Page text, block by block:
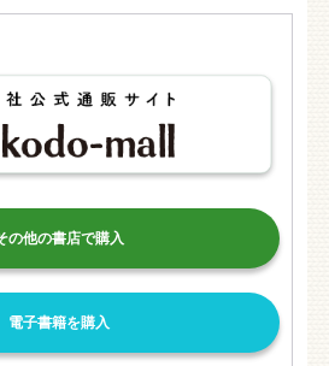
の他の書店で購入
電子書籍を購入